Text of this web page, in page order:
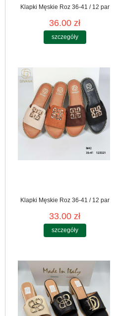
Klapki Męskie Roz 36-41 / 12 par
36.00 zł
szczegóły
Klapki Męskie Roz 36-41 / 12 par
33.00 zł
szczegóły